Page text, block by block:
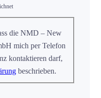
die NMD – New
mich per Telefon
kontaktieren darf,
beschrieben.